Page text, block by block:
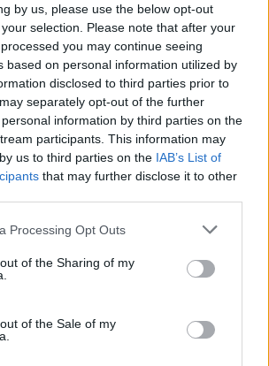
by us, please use the below opt-out
selection. Please note that after your
you may continue seeing
based on personal information utilized by
disclosed to third parties prior to
separately opt-out of the further
information by third parties on the
participants. This information may
us to third parties on the IAB’s List of
that may further disclose it to other
Processing Opt Outs
of the Sharing of my
of the Sale of my
för att läsa detta innehåll.
här
ditt konto nedan: